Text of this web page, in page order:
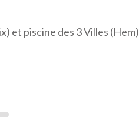
et piscine des 3 Villes (Hem)